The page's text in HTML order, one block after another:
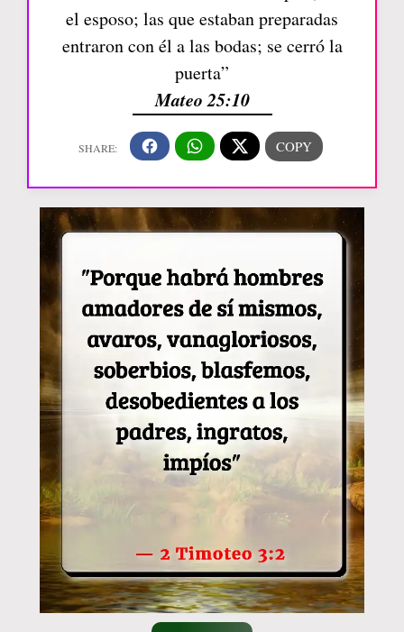
el esposo; las que estaban preparadas
entraron con él a las bodas; se cerró la
puerta”
Mateo 25:10